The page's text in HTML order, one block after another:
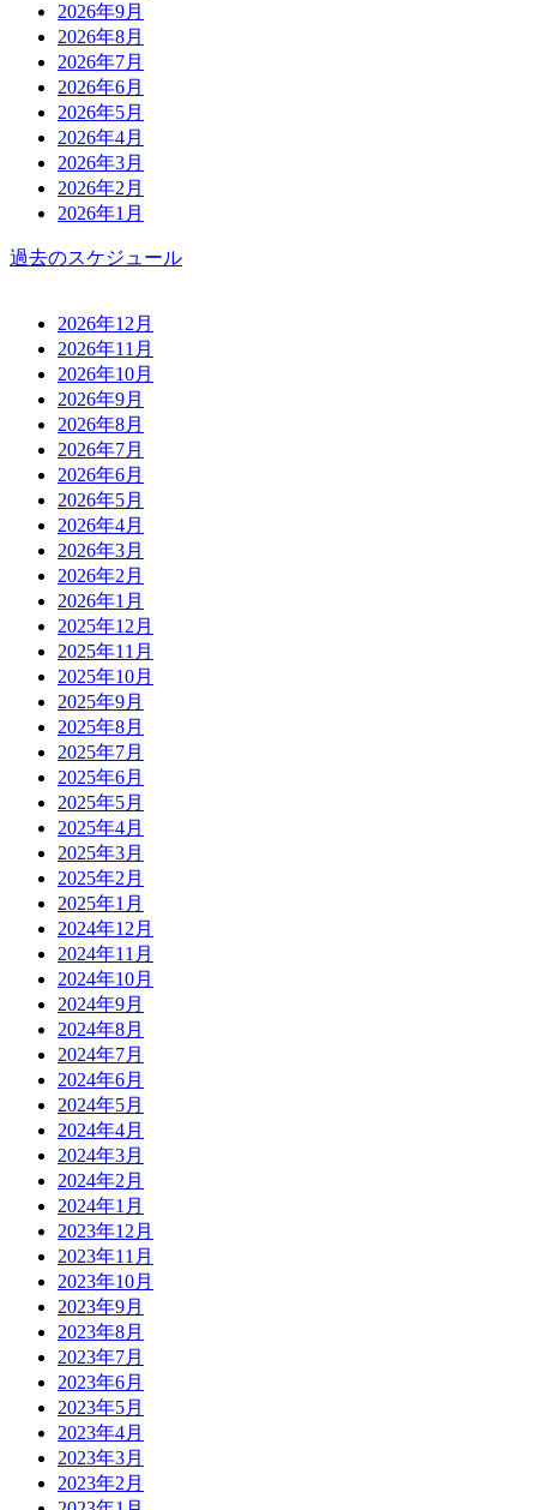
2026年9月
2026年8月
2026年7月
2026年6月
2026年5月
2026年4月
2026年3月
2026年2月
2026年1月
過去のスケジュール
2026年12月
2026年11月
2026年10月
2026年9月
2026年8月
2026年7月
2026年6月
2026年5月
2026年4月
2026年3月
2026年2月
2026年1月
2025年12月
2025年11月
2025年10月
2025年9月
2025年8月
2025年7月
2025年6月
2025年5月
2025年4月
2025年3月
2025年2月
2025年1月
2024年12月
2024年11月
2024年10月
2024年9月
2024年8月
2024年7月
2024年6月
2024年5月
2024年4月
2024年3月
2024年2月
2024年1月
2023年12月
2023年11月
2023年10月
2023年9月
2023年8月
2023年7月
2023年6月
2023年5月
2023年4月
2023年3月
2023年2月